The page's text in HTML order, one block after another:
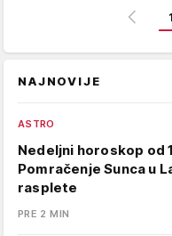
1
NAJNOVIJE
ASTRO
Nedeljni horoskop od
Pomračenje Sunca u
rasplete
PRE 2 MIN